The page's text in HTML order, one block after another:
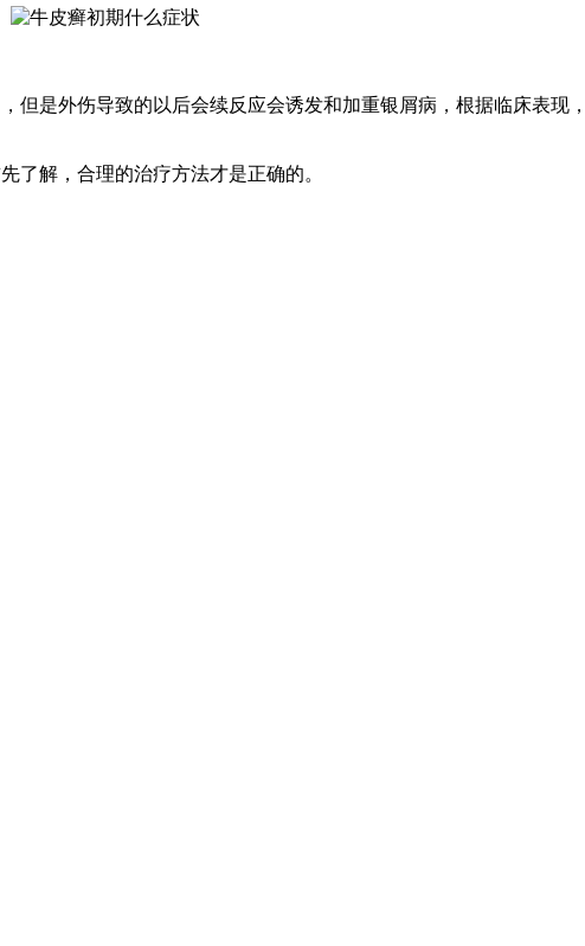
是外伤导致的以后会续反应会诱发和加重银屑病，根据临床表现
了解，合理的治疗方法才是正确的。